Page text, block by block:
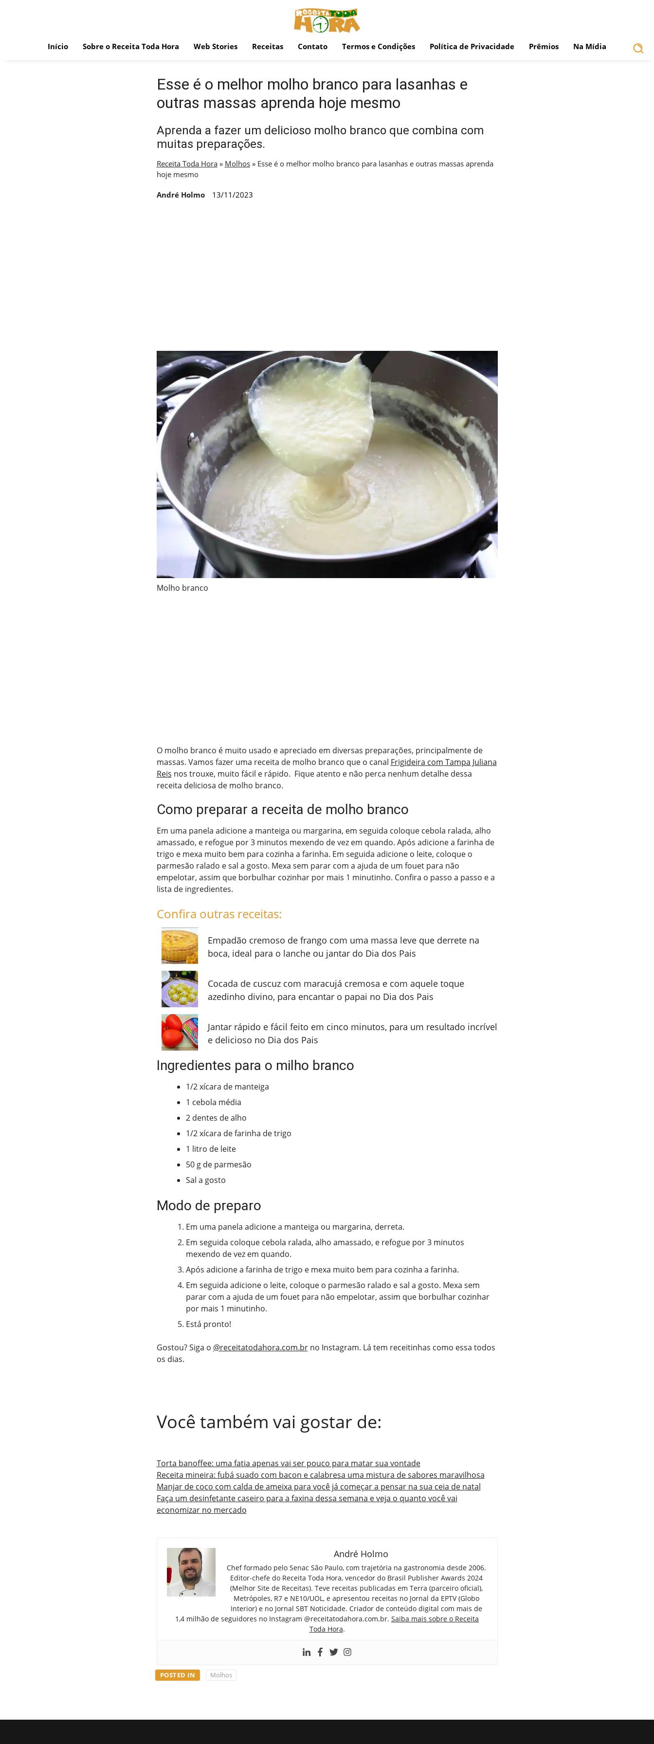
Início Sobre o Receita Toda Hora Web Stories Receitas Contato Termos e Condições Política de Privacidade Prêmios Na Mídia
Esse é o melhor molho branco para lasanhas e
outras massas aprenda hoje mesmo
Aprenda a fazer um delicioso molho branco que combina com
muitas preparações.
Receita Toda Hora» Molhos» Esse é o melhor molho branco para lasanhas e outras massas aprenda
hoje mesmo
André Holmo 13/11/2023
Molho branco
O molho branco é muito usado e apreciado em diversas preparações, principalmente de
massas. Vamos fazer uma receita de molho branco que o canal Frigideira com Tampa Juliana
Reis nos trouxe, muito fácil e rápido. Fique atento e não perca nenhum detalhe dessa
receita deliciosa de molho branco.
Como preparar a receita de molho branco
Em uma panela adicione a manteiga ou margarina, em seguida coloque cebola ralada, alho
amassado, e refogue por 3 minutos mexendo de vez em quando. Após adicione a farinha de
trigo e mexa muito bem para cozinha a farinha. Em seguida adicione o leite, coloque o
parmesão ralado e sal a gosto. Mexa sem parar com a ajuda de um fouet para não
empelotar, assim que borbulhar cozinhar por mais 1 minutinho. Confira o passo a passo e a
lista de ingredientes.
Confira outras receitas:
Empadão cremoso de frango com uma massa leve que derrete na
boca, ideal para o lanche ou jantar do Dia dos Pais
Cocada de cuscuz com maracujá cremosa e com aquele toque
azedinho divino, para encantar o papai no Dia dos Pais
Jantar rápido e fácil feito em cinco minutos, para um resultado incrível
e delicioso no Dia dos Pais
Ingredientes para o milho branco
1/2 xícara de manteiga
1 cebola média
2 dentes de alho
1/2 xícara de farinha de trigo
1 litro de leite
50 g de parmesão
Sal a gosto
Modo de preparo
Em uma panela adicione a manteiga ou margarina, derreta.
Em seguida coloque cebola ralada, alho amassado, e refogue por 3 minutos
mexendo de vez em quando.
Após adicione a farinha de trigo e mexa muito bem para cozinha a farinha.
Em seguida adicione o leite, coloque o parmesão ralado e sal a gosto. Mexa sem
parar com a ajuda de um fouet para não empelotar, assim que borbulhar cozinhar
por mais 1 minutinho.
Está pronto!
Gostou? Siga o @receitatodahora.com.brno Instagram. Lá tem receitinhas como essa todos
os dias.
Você também vai gostar de:
Torta banoffee: uma fatia apenas vai ser pouco para matar sua vontade
Receita mineira: fubá suado com bacon e calabresa uma mistura de sabores maravilhosa
Manjar de coco com calda de ameixa para você já começar a pensar na sua ceia de natal
Faça um desinfetante caseiro para a faxina dessa semana e veja o quanto você vai
economizar no mercado
André Holmo
Chef formado pelo Senac São Paulo, com trajetória na gastronomia desde 2006.
Editor-chefe do Receita Toda Hora, vencedor do Brasil Publisher Awards 2024
(Melhor Site de Receitas). Teve receitas publicadas em Terra (parceiro oficial),
Metrópoles, R7 e NE10/UOL, e apresentou receitas no Jornal da EPTV (Globo
Interior) e no Jornal SBT Noticidade. Criador de conteúdo digital com mais de
1,4 milhão de seguidores no Instagram @receitatodahora.com.br. Saiba mais sobre o Receita
Toda Hora.
POSTED IN Molhos